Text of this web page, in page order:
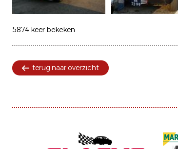
5874 keer bekeken
terug naar overzicht